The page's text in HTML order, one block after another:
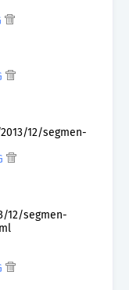
12/segmen-
12/segmen-